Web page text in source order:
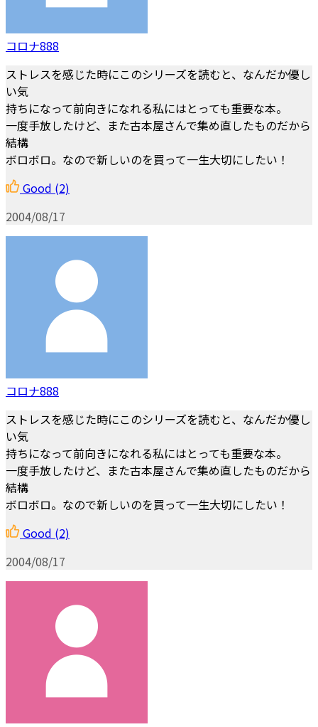
コロナ888
ストレスを感じた時にこのシリーズを読むと、なんだか優し
い気
持ちになって前向きになれる私にはとっても重要な本。
一度手放したけど、また古本屋さんで集め直したものだから
結構
ボロボロ。なので新しいのを買って一生大切にしたい！
Good (2)
2004/08/17
コロナ888
ストレスを感じた時にこのシリーズを読むと、なんだか優し
い気
持ちになって前向きになれる私にはとっても重要な本。
一度手放したけど、また古本屋さんで集め直したものだから
結構
ボロボロ。なので新しいのを買って一生大切にしたい！
Good (2)
2004/08/17